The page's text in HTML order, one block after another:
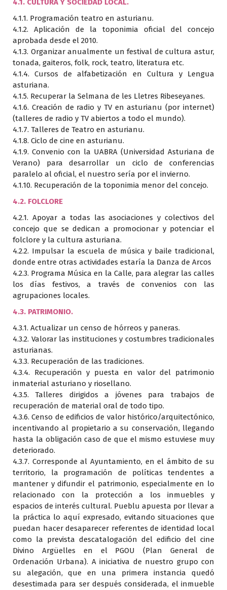
4.1. CULTURA Y SOCIEDAD LOCAL.
4.1.1. Programación teatro en asturianu.
4.1.2. Aplicación de la toponimia oficial del concejo
aprobada desde el 2010.
4.1.3. Organizar anualmente un festival de cultura astur,
tonada, gaiteros, folk, rock, teatro, literatura etc.
4.1.4. Cursos de alfabetización en Cultura y Lengua
asturiana.
4.1.5. Recuperar la Selmana de les Lletres Ribeseyanes.
4.1.6. Creación de radio y TV en asturianu (por internet)
(talleres de radio y TV abiertos a todo el mundo).
4.1.7. Talleres de Teatro en asturianu.
4.1.8. Ciclo de cine en asturianu.
4.1.9. Convenio con la UABRA (Universidad Asturiana de
Verano) para desarrollar un ciclo de conferencias
paralelo al oficial, el nuestro sería por el invierno.
4.1.10. Recuperación de la toponimia menor del concejo.
4.2. FOLCLORE
4.2.1. Apoyar a todas las asociaciones y colectivos del
concejo que se dedican a promocionar y potenciar el
folclore y la cultura asturiana.
4.2.2. Impulsar la escuela de música y baile tradicional,
donde entre otras actividades estaría la Danza de Arcos
4.2.3. Programa Música en la Calle, para alegrar las calles
los días festivos, a través de convenios con las
agrupaciones locales.
4.3. PATRIMONIO.
4.3.1. Actualizar un censo de hórreos y paneras.
4.3.2. Valorar las instituciones y costumbres tradicionales
asturianas.
4.3.3. Recuperación de las tradiciones.
4.3.4. Recuperación y puesta en valor del patrimonio
inmaterial asturiano y riosellano.
4.3.5. Talleres dirigidos a jóvenes para trabajos de
recuperación de material oral de todo tipo.
4.3.6. Censo de edificios de valor histórico/arquitectónico,
incentivando al propietario a su conservación, llegando
hasta la obligación caso de que el mismo estuviese muy
deteriorado.
4.3.7. Corresponde al Ayuntamiento, en el ámbito de su
territorio, la programación de políticas tendentes a
mantener y difundir el patrimonio, especialmente en lo
relacionado con la protección a los inmuebles y
espacios de interés cultural. Pueblu apuesta por llevar a
la práctica lo aquí expresado, evitando situaciones que
puedan hacer desaparecer referentes de identidad local
como la prevista descatalogación del edificio del cine
Divino Argüelles en el PGOU (Plan General de
Ordenación Urbana). A iniciativa de nuestro grupo con
su alegación, que en una primera instancia quedó
desestimada para ser después considerada, el inmueble